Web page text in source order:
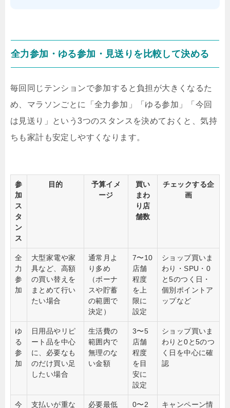
全力参加・ゆる参加・見送りを比較して決める
毎回同じテンションで参加すると負担が大きくなるた
め、マラソンごとに「全力参加」「ゆる参加」「今回
は見送り」という3つのスタンスを決めておくと、気持
ちも家計も安定しやすくなります。
参
加
ス
タ
ン
ス
目的
予算イメ
ージ
買い
まわ
り店
舗数
チェックする企
画
全
力
参
加
大型家電や家
具など、高額
の買い替えを
まとめて行い
たい場合
通常月よ
り多め
（ボーナ
スや貯蓄
の範囲で
決定）
7〜10
店舗
程度
を上
限に
設定
ショップ買いま
わり・SPU・0
と5のつく日・
個別ポイントア
ップなど
ゆ
る
参
加
日用品やリピ
ート品を中心
に、必要なも
のだけ買い足
したい場合
生活費の
範囲内で
無理のな
い金額
3〜5
店舗
程度
を目
安に
設定
ショップ買いま
わりと0と5のつ
く日を中心に確
認
今
支払いが重な
必要最低
0〜2
キャンペーン情